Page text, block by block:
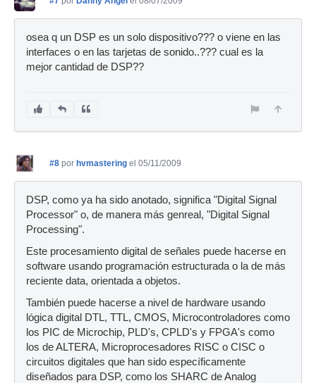
osea q un DSP es un solo dispositivo??? o viene en las
interfaces o en las tarjetas de sonido..??? cual es la
mejor cantidad de DSP??
#8 por hvmastering el 05/11/2009
DSP, como ya ha sido anotado, significa "Digital Signal
Processor" o, de manera más genreal, "Digital Signal
Processing".
Este procesamiento digital de señales puede hacerse en
software usando programación estructurada o la de más
reciente data, orientada a objetos.
También puede hacerse a nivel de hardware usando
lógica digital DTL, TTL, CMOS, Microcontroladores como
los PIC de Microchip, PLD's, CPLD's y FPGA's como
los de ALTERA, Microprocesadores RISC o CISC o
circuitos digitales que han sido específicamente
diseñados para DSP, como los SHARC de Analog